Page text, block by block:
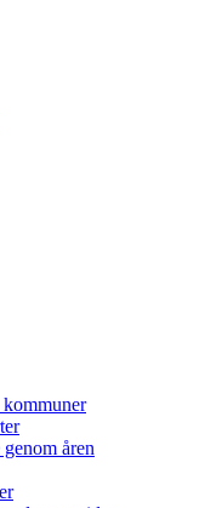
åren